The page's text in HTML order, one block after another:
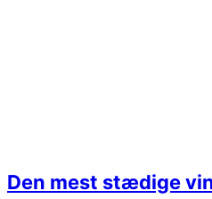
Den mest stædige